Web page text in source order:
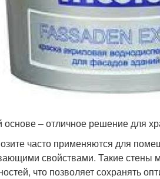
основе – отличное решение для
часто применяются для
свойствами. Такие стены
что позволяет сохранять